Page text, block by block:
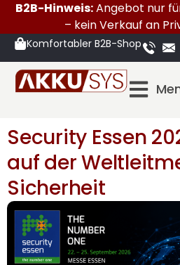
B2B-Hinweis:Angebot nur
– kein Verkauf an
Komfortabler B2B-Shop
Security Essen
auf der
Sicherheit